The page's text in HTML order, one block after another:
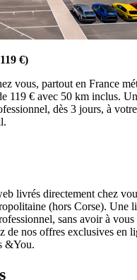
€)
vous, partout en France
119 € avec 50 km inclus.
dès 3 jours, à
livrés directement chez
(hors Corse). Une
sans avoir à vous
de nos offres exclusives en
&You.